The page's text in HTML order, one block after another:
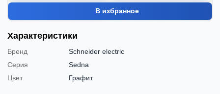
В избранное
Характеристики
Бренд
Schneider electric
Серия
Sedna
Цвет
Графит